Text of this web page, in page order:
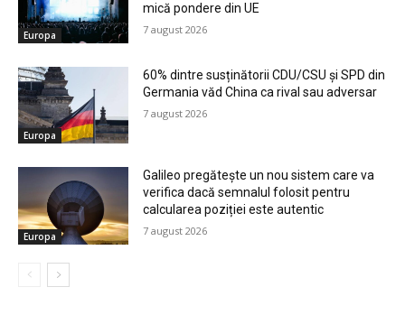
Europa
mică pondere din UE
7 august 2026
Europa
60% dintre susținătorii CDU/CSU și SPD din
Germania văd China ca rival sau adversar
7 august 2026
Europa
Galileo pregătește un nou sistem care va
verifica dacă semnalul folosit pentru
calcularea poziției este autentic
7 august 2026